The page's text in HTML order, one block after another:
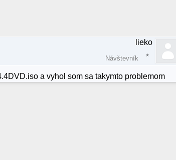
lieko
Návštevník
a vyhol som sa takymto problemom